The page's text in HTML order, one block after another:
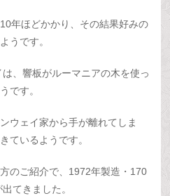
年ほどかかり、その結果好みの
うです。
、響板がルーマニアの木を使っ
です。
ウェイ家から手が離れてしま
ているようです。
のご紹介で、1972年製造・170
てきました。